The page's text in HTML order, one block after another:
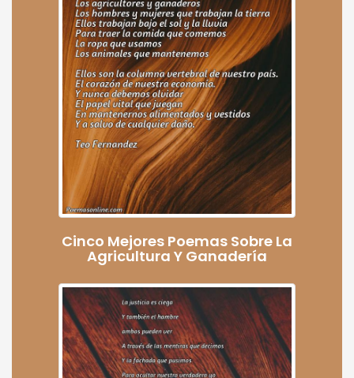
Cinco Mejores Poemas Sobre La
Agricultura Y Ganadería